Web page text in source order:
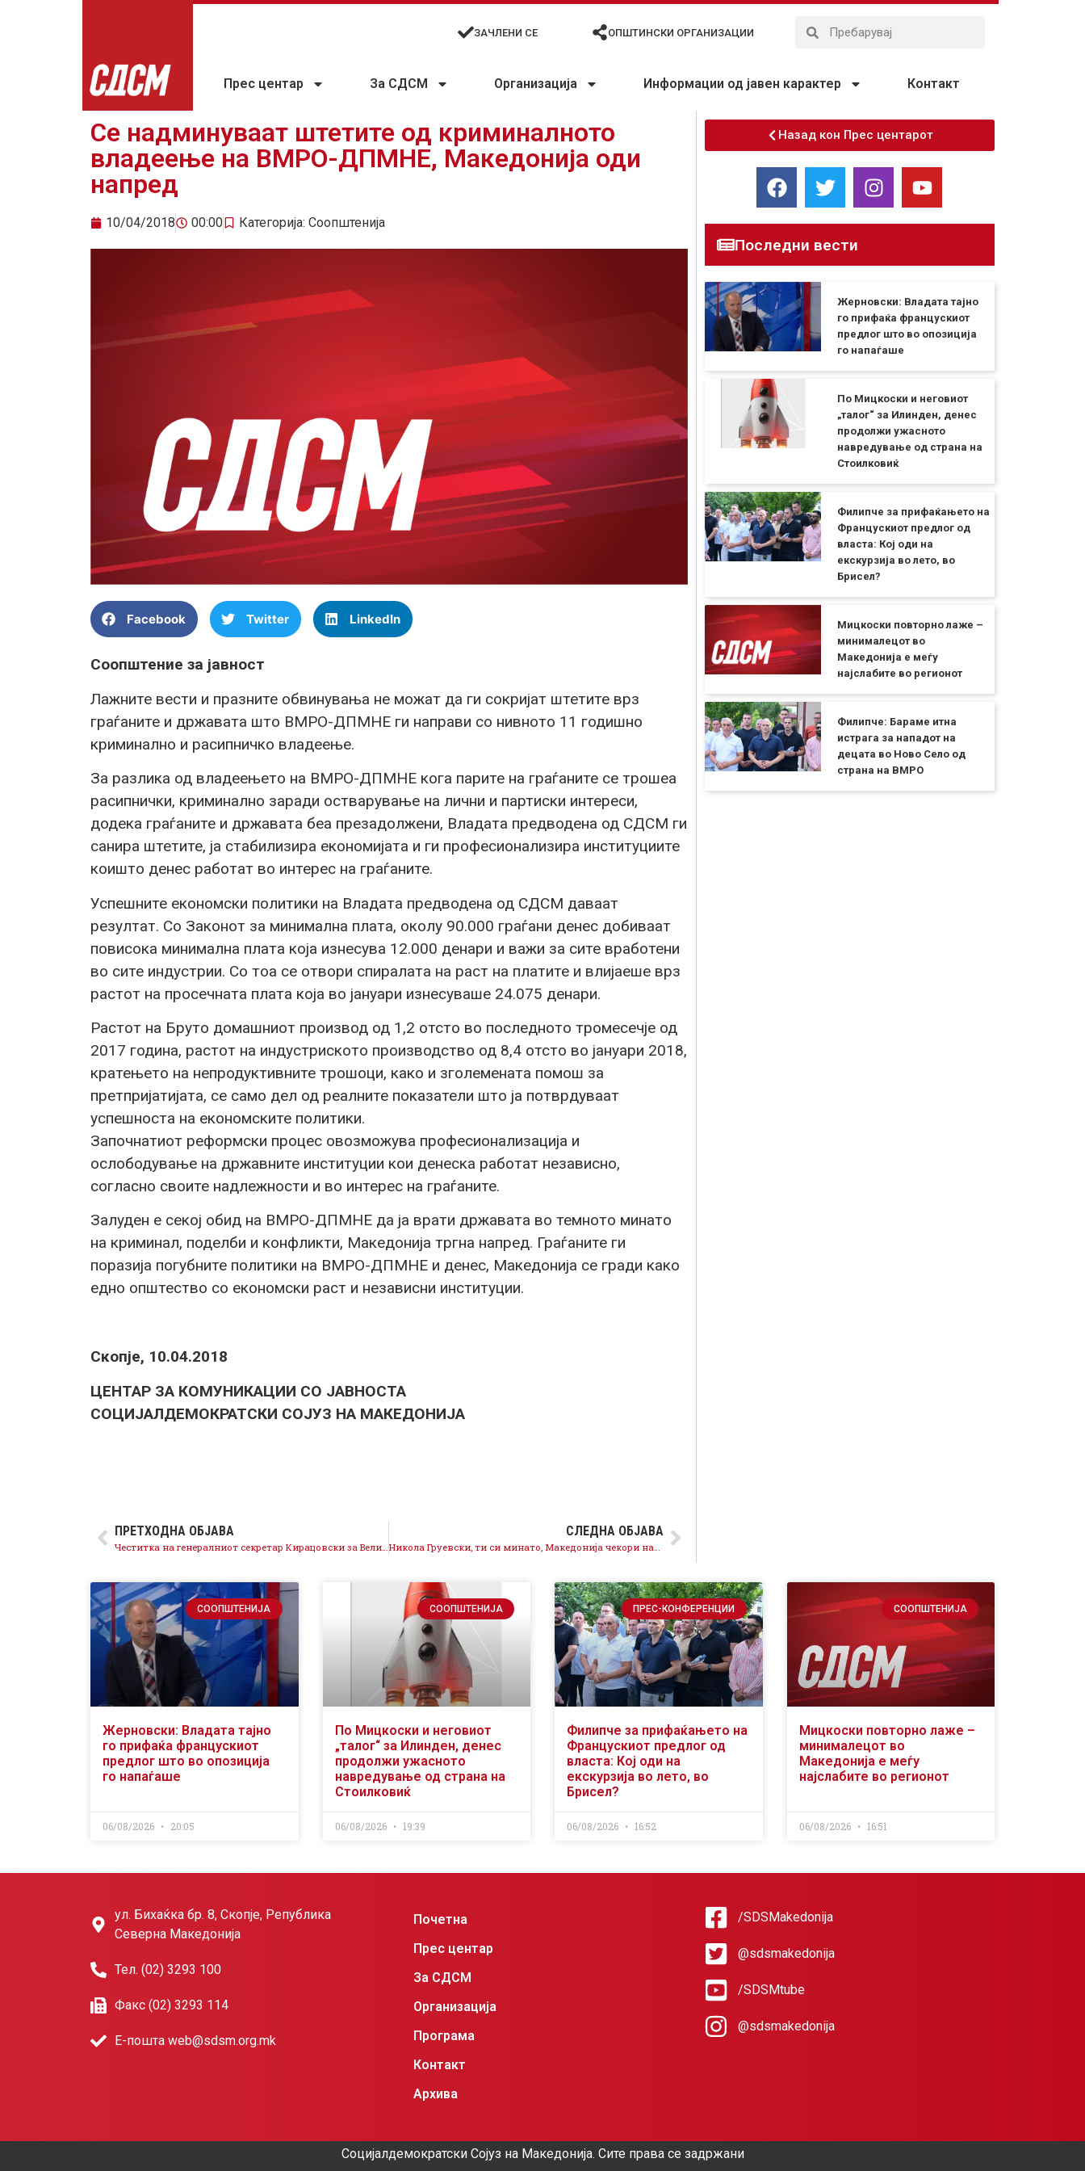
ЗАЧЛЕНИ СЕ ОПШТИНСКИ ОРГАНИЗАЦИИ
Прес центар За СДСМ Организација Информации од јавен карактер Контакт
Се надминуваат штетите од криминалното
владеење на ВМРО-ДПМНЕ, Македонија оди
напред
10/04/2018 00:00 Категорија: Соопштенија
Facebook Twitter LinkedIn
Соопштение за јавност
Лажните вести и празните обвинувања не можат да ги сокријат штетите врз
граѓаните и државата што ВМРО-ДПМНЕ ги направи со нивното 11 годишно
криминално и расипничко владеење.
За разлика од владеењето на ВМРО-ДПМНЕ кога парите на граѓаните се трошеа
расипнички, криминално заради остварување на лични и партиски интереси,
додека граѓаните и државата беа презадолжени, Владата предводена од СДСМ ги
санира штетите, ја стабилизира економијата и ги професионализира институциите
коишто денес работат во интерес на граѓаните.
Успешните економски политики на Владата предводена од СДСМ даваат
резултат. Со Законот за минимална плата, околу 90.000 граѓани денес добиваат
повисока минимална плата која изнесува 12.000 денари и важи за сите вработени
во сите индустрии. Со тоа се отвори спиралата на раст на платите и влијаеше врз
растот на просечната плата која во јануари изнесуваше 24.075 денари.
Растот на Бруто домашниот производ од 1,2 отсто во последното тромесечје од
2017 година, растот на индустриското производство од 8,4 отсто во јануари 2018,
кратењето на непродуктивните трошоци, како и зголемената помош за
претпријатијата, се само дел од реалните показатели што ја потврдуваат
успешноста на економските политики.
Започнатиот реформски процес овозможува професионализација и
ослободување на државните институции кои денеска работат независно,
согласно своите надлежности и во интерес на граѓаните.
Залуден е секој обид на ВМРО-ДПМНЕ да ја врати државата во темното минато
на криминал, поделби и конфликти, Македонија тргна напред. Граѓаните ги
поразија погубните политики на ВМРО-ДПМНЕ и денес, Македонија се гради како
едно општество со економски раст и независни институции.
Скопје, 10.04.2018
ЦЕНТАР ЗА КОМУНИКАЦИИ СО ЈАВНОСТА
СОЦИЈАЛДЕМОКРАТСКИ СОЈУЗ НА МАКЕДОНИЈА
ПРЕТХОДНА ОБЈАВА СЛЕДНА ОБЈАВА
Назад кон Прес центарот
Последни вести
Жерновски: Владата тајно
го прифаќа францускиот
предлог што во опозиција
го напаѓаше
По Мицкоски и неговиот
„талог“ за Илинден, денес
продолжи ужасното
навредување од страна на
Стоилковиќ
Филипче за прифаќањето на
Францускиот предлог од
власта: Кој оди на
екскурзија во лето, во
Брисел?
Мицкоски повторно лаже –
минималецот во
Македонија е меѓу
најслабите во регионот
Филипче: Бараме итна
истрага за нападот на
децата во Ново Село од
страна на ВМРО
СООПШТЕНИЈА
Жерновски: Владата тајно
го прифаќа францускиот
предлог што во опозиција
го напаѓаше
06/08/2026 20:05
СООПШТЕНИЈА
По Мицкоски и неговиот
„талог“ за Илинден, денес
продолжи ужасното
навредување од страна на
Стоилковиќ
06/08/2026 19:39
ПРЕС-КОНФЕРЕНЦИИ
Филипче за прифаќањето на
Францускиот предлог од
власта: Кој оди на
екскурзија во лето, во
Брисел?
06/08/2026 16:52
СООПШТЕНИЈА
Мицкоски повторно лаже –
минималецот во
Македонија е меѓу
најслабите во регионот
06/08/2026 16:51
ул. Бихаќка бр. 8, Скопје, Република
Северна Македонија
Тел. (02) 3293 100
Факс (02) 3293 114
Е-пошта web@sdsm.org.mk
Почетна
Прес центар
За СДСМ
Организација
Програма
Контакт
Архива
/SDSMakedonija
@sdsmakedonija
/SDSMtube
@sdsmakedonija
Социјалдемократски Сојуз на Македонија. Сите права се задржани